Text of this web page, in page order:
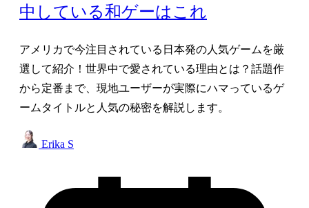
中している和ゲーはこれ
アメリカで今注目されている日本発の人気ゲームを厳
選して紹介！世界中で愛されている理由とは？話題作
から定番まで、現地ユーザーが実際にハマっているゲ
ームタイトルと人気の秘密を解説します。
Erika S